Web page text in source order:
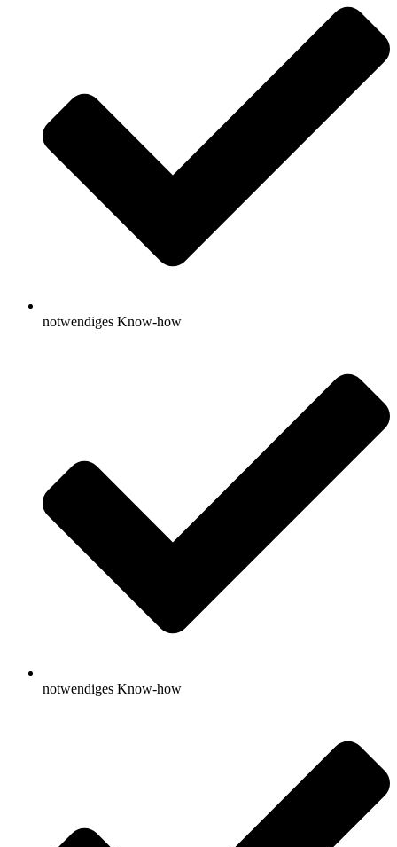
notwendiges Know-how
notwendiges Know-how